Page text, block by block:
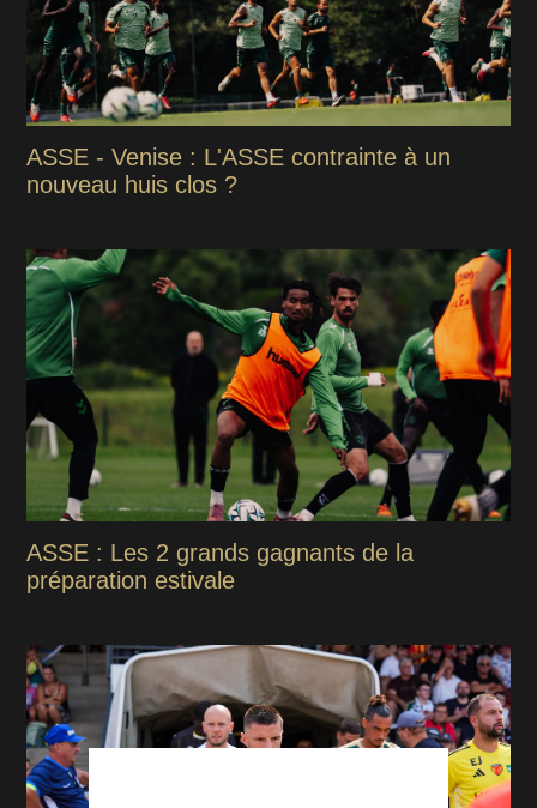
ASSE - Venise : L'ASSE contrainte à un
nouveau huis clos ?
ASSE : Les 2 grands gagnants de la
préparation estivale